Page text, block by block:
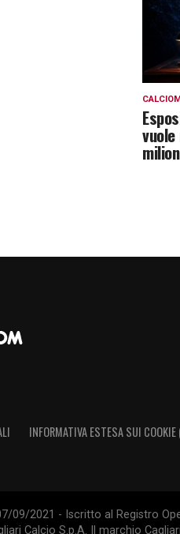
INFORMATIVA ESTESA SUI
09/2021 - Iscritto al Registro
Calcio S.p.A. Il marchio